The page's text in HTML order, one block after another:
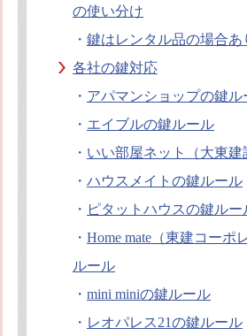
の使い分け
・ 鍵はレンタル品の場合あ
各社の鍵対応
・ アパマンショップの鍵ル
・ エイブルの鍵ルール
・ いい部屋ネット（大東
・ ハウスメイトの鍵ルール
・ ピタットハウスの鍵ルー
・ Home mate（東建コーポ
ルール
・ mini miniの鍵ルール
・ レオパレス21の鍵ルール